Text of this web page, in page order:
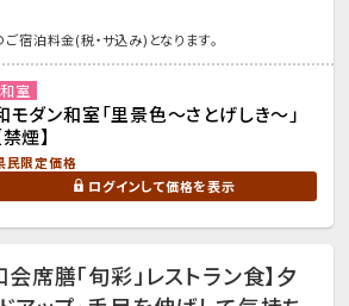
宿泊料金(税・サ込み)となります。
和室
モダン和室「里景色～さとげしき～」
禁煙】
民限定価格
ログインして価格を表示
席膳「旬彩」レストラン食】夕